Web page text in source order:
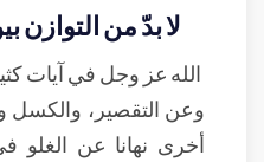
لا بدّ من التوازن
الله عز وجل في آيات
وعن التقصير، والكسل
أخرى نهانا عن الغلو